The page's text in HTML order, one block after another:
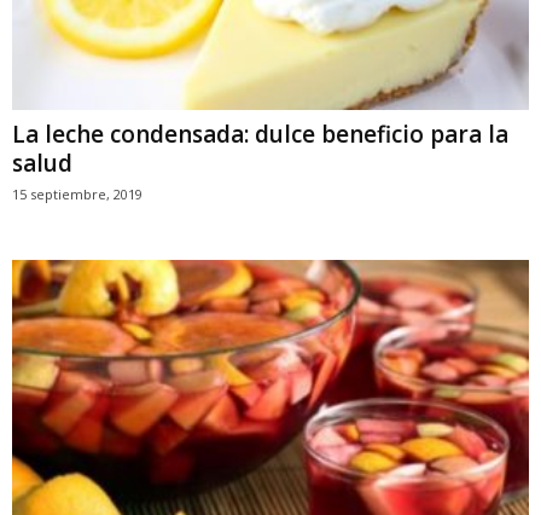
La leche condensada: dulce beneficio para la
salud
15 septiembre, 2019